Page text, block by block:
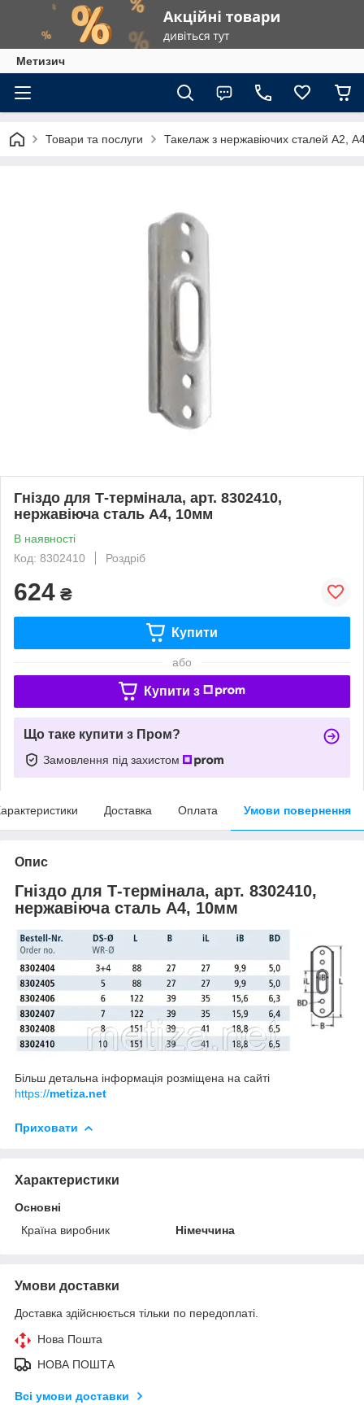
Метизич
Товари та послуги Такелаж з нержавіючих сталей А2,
Гніздо для Т-термінала, арт. 8302410,
нержавіюча сталь А4, 10мм
В наявності
Код: 8302410
Роздріб
624 ₴
Купити
або
Купити з
Що таке купити з Пром?
Замовлення під захистом
Доставка Оплата Умови повернення
Опис
Гніздо для Т-термінала, арт. 8302410,
нержавіюча сталь А4, 10мм
Більш детальна інформація розміщена на сайті
https://metiza.net
Приховати
Характеристики
Основні
Країна виробник
Німеччина
Умови доставки
Доставка здійснюється тільки по передоплаті.
Нова Пошта
НОВА ПОШТА
Всі умови доставки